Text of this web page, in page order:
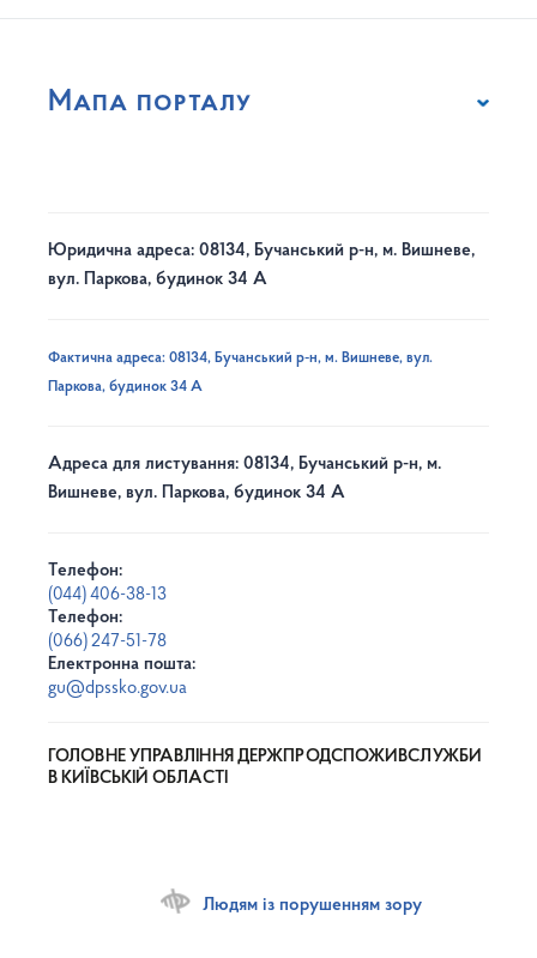
Мапа порталу
Юридична адреса: 08134, Бучанський р-н, м. Вишневе,
вул. Паркова, будинок 34 А
Фактична адреса: 08134, Бучанський р-н, м. Вишневе, вул.
Паркова, будинок 34 А
Адреса для листування: 08134, Бучанський р-н, м.
Вишневе, вул. Паркова, будинок 34 А
Телефон:
(044) 406-38-13
Телефон:
(066) 247-51-78
Електронна пошта:
gu@dpssko.gov.ua
ГОЛОВНЕ УПРАВЛІННЯ ДЕРЖПРОДСПОЖИВСЛУЖБИ
В КИЇВСЬКІЙ ОБЛАСТІ
Людям із порушенням зору